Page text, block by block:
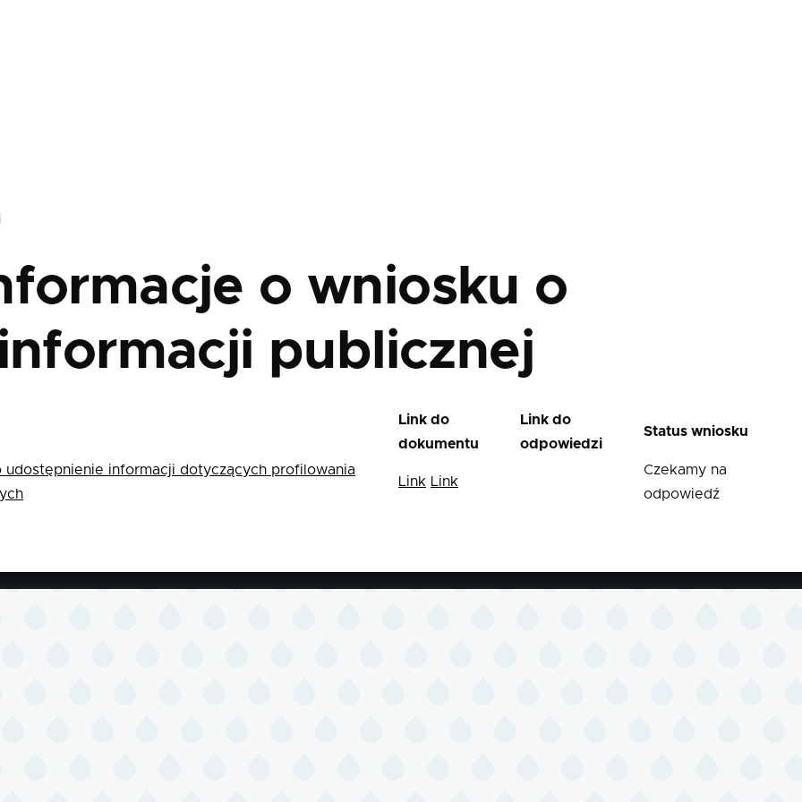
o wniosku o
publicznej
Link do
dokumentu
Link do
odpowiedzi
Status wniosku
udostępnienie informacji dotyczących profilowania
Link Link
Czekamy na
odpowiedź